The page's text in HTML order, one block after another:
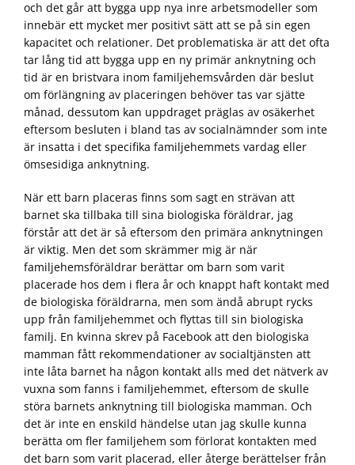
och det går att bygga upp nya inre arbetsmodeller som
innebär ett mycket mer positivt sätt att se på sin egen
kapacitet och relationer. Det problematiska är att det ofta
tar lång tid att bygga upp en ny primär anknytning och
tid är en bristvara inom familjehemsvården där beslut
om förlängning av placeringen behöver tas var sjätte
månad, dessutom kan uppdraget präglas av osäkerhet
eftersom besluten i bland tas av socialnämnder som inte
är insatta i det specifika familjehemmets vardag eller
ömsesidiga anknytning.
När ett barn placeras finns som sagt en strävan att
barnet ska tillbaka till sina biologiska föräldrar, jag
förstår att det är så eftersom den primära anknytningen
är viktig. Men det som skrämmer mig är när
familjehemsföräldrar berättar om barn som varit
placerade hos dem i flera år och knappt haft kontakt med
de biologiska föräldrarna, men som ändå abrupt rycks
upp från familjehemmet och flyttas till sin biologiska
familj. En kvinna skrev på Facebook att den biologiska
mamman fått rekommendationer av socialtjänsten att
inte låta barnet ha någon kontakt alls med det nätverk av
vuxna som fanns i familjehemmet, eftersom de skulle
störa barnets anknytning till biologiska mamman. Och
det är inte en enskild händelse utan jag skulle kunna
berätta om fler familjehem som förlorat kontakten med
det barn som varit placerad, eller återge berättelser från